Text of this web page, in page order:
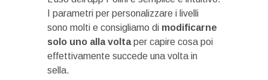
I parametri per personalizzare i livelli
sono molti e consigliamo di modificarne
solo uno alla voltaper capire cosa poi
effettivamente succede una volta in
sella.